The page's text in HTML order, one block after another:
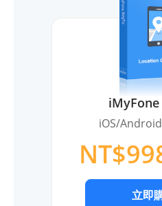
iOS/
立即